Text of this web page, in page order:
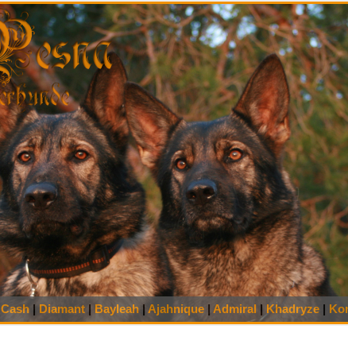
Cash | Diamant | Bayleah | Ajahnique | Admiral | Khadryze |